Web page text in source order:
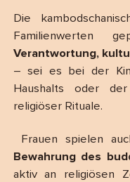
Die
Familienwerten
Verantwortung,
– sei es bei der
Haushalts oder
religiöser Rituale.
Frauen spielen
Bewahrung des
aktiv an religiösen